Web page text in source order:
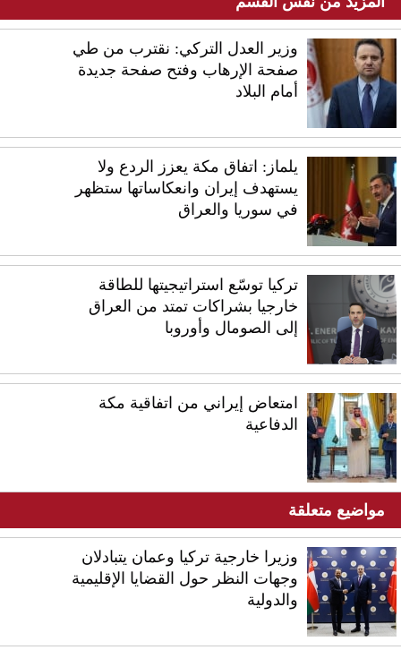
وزير العدل التركي: نقترب من طي
صفحة الإرهاب وفتح صفحة جديدة
أمام البلاد
يلماز: اتفاق مكة يعزز الردع ولا
يستهدف إيران وانعكاساتها ستظهر
في سوريا والعراق
تركيا توسّع استراتيجيتها للطاقة
خارجيا بشراكات تمتد من العراق
إلى الصومال وأوروبا
امتعاض إيراني من اتفاقية مكة
الدفاعية
مواضيع متعلقة
وزيرا خارجية تركيا وعمان يتبادلان
وجهات النظر حول القضايا الإقليمية
والدولية